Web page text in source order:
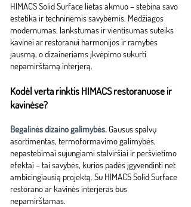
HIMACS Solid Surface lietas akmuo – stebina savo
estetika ir techninėmis savybėmis. Medžiagos
modernumas, lankstumas ir vientisumas suteiks
kavinei ar restoranui harmonijos ir ramybės
jausmą, o dizaineriams įkvėpimo sukurti
nepamirštamą interjerą.
Kodėl verta rinktis HIMACS restoranuose ir
kavinėse?
Begalinės dizaino galimybės. Gausus spalvų
asortimentas, termoformavimo galimybės,
nepastebimai sujungiami stalviršiai ir peršvietimo
efektai – tai savybės, kurios padės įgyvendinti net
ambicingiausią projektą. Su HIMACS Solid Surface
restorano ar kavinės interjeras bus
nepamirštamas.